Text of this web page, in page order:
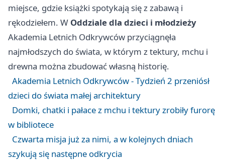
miejsce, gdzie książki spotykają się z zabawą i
rękodziełem. W Oddziale dla dzieci i młodzieży
Akademia Letnich Odkrywców przyciągnęła
najmłodszych do świata, w którym z tektury, mchu i
drewna można zbudować własną historię.
Akademia Letnich Odkrywców - Tydzień 2 przeniósł
dzieci do świata małej architektury
Domki, chatki i pałace z mchu i tektury zrobiły furorę
w bibliotece
Czwarta misja już za nimi, a w kolejnych dniach
szykują się następne odkrycia